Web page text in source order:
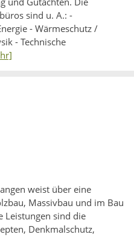
sind u. A.: -
- Wärmeschutz /
- Technische
weist über eine
Massivbau und im Bau
Leistungen sind die
Denkmalschutz,